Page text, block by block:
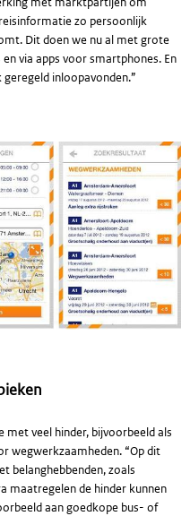
zo persoonlijk
Dit doen we nu al met grote
via apps voor smartphones. En
inloopavonden.”
met veel hinder, bijvoorbeeld als
wegwerkzaamheden. “Op dit
belanghebbenden, zoals
maatregelen de hinder kunnen
aan goedkope bus- of